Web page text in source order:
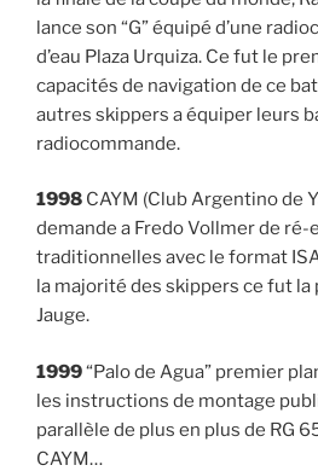
lance son “G” équipé d’une
d’eau Plaza Urquiza. Ce fut le
capacités de navigation de ce
autres skippers a équiper leurs
radiocommande.
1998 CAYM (Club Argentino de
demande a Fredo Vollmer de
traditionnelles avec le format
la majorité des skippers ce fut
Jauge.
1999“Palo de Agua” premier
les instructions de montage
parallèle de plus en plus de RG
CAYM…